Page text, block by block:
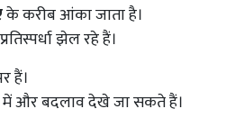
के करीब आंका जाता है।
झेल रहे हैं।
हैं।
में और बदलाव देखे जा सकते हैं।